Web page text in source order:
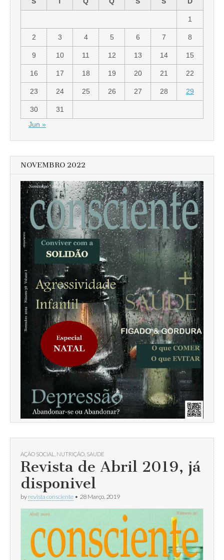
1
2 3 4 5 6 7 8
9 10 11 12 13 14 15
16 17 18 19 20 21 22
23 24 25 26 27 28 29
30
31
Jun »
NOVEMBRO 2022
AÇÃO SOCIAL NUTRIÇÃO SAUDE
Revista de Abril 2019, já
disponivel
by revista consciente • 28 Março, 2019